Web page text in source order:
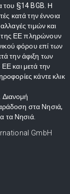
του §14 BGB. Η
κατά την έννοια
τιμών και
της ΕΕ πληρώνουν
φόρου επί των
την άφιξη των
και μετά την
κάντε κλικ
στα Νησιά,
τα Νησιά.
GmbH